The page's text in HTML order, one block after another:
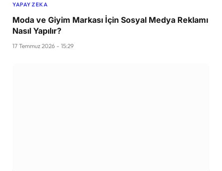
YAPAY ZEKA
Moda ve Giyim Markası İçin Sosyal Medya Reklamı
Nasıl Yapılır?
17 Temmuz 2026 - 15:29